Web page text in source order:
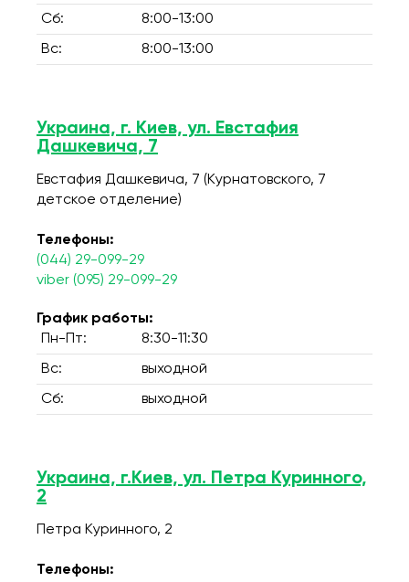
Сб: 8:00-13:00
Вс: 8:00-13:00
Украина, г. Киев, ул. Евстафия
Дашкевича, 7
Евстафия Дашкевича, 7 (Курнатовского, 7
детское отделение)
Телефоны:
(044) 29-099-29
viber (095) 29-099-29
График работы:
Пн-Пт:
8:30-11:30
Вс: выходной
Сб: выходной
Украина, г.Киев, ул. Петра Куринного,
2
Петра Куринного, 2
Телефоны: